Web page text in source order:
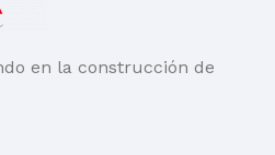
en la construcción de